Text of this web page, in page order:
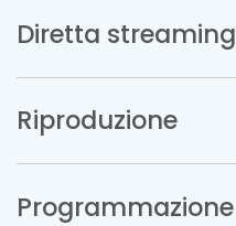
Diretta streaming
Riproduzione
Programmazione